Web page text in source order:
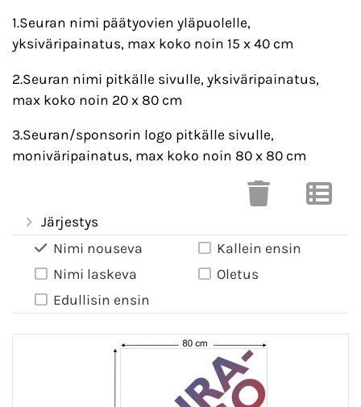
1.Seuran nimi päätyovien yläpuolelle,
yksiväripainatus, max koko noin 15 x 40 cm
2.Seuran nimi pitkälle sivulle, yksiväripainatus,
max koko noin 20 x 80 cm
3.Seuran/sponsorin logo pitkälle sivulle,
moniväripainatus, max koko noin 80 x 80 cm
Järjestys
Nimi nouseva
Nimi laskeva
Edullisin ensin
Kallein ensin
Oletus